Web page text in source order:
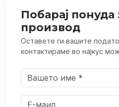
Побарај понуда
производ
Оставете ги вашите
контактираме во најкус